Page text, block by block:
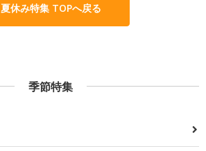
夏休み特集 TOPへ戻る
季節特集